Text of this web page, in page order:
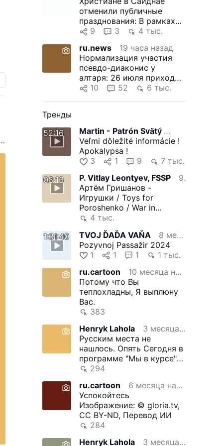
отменили публичные
празднования: В рамках
беспрецедентного шага
9 3
4 тыс.
ru.news
19 часа назад
Нормализация участия
псевдо-диаконис у
алтаря: 26 июля приход
Тимелькам в Линцкой
10 52 6 тыс.
Тренды
52:16
Martin - Patrón Svätý Malachiáš
Veľmi dôležité informácie !
Apokalypsa !
3
1 9
7 тыс.
08:13
P. Vitlay Leontyev, FSSP
9 года назад
Артём Гришанов -
Игрушки / Toys for
Poroshenko / War in
Ukraine (English subtitles)
4 тыс.
1:31:40
TVOJ ĎAĎA VAŇA
8 месяца назад
Pozyvnoj Passažir 2024
1
1 1
1 тыс.
ru.cartoon
10 месяца назад
Потому что Вы
теплохладны, Я выплюну
Вас.
383
Henryk Lahola
3 месяца назад
Русским места не
нашлось. Опять Сегодня в
программе "Мы в курсе"
обсуждали, кто и зачем
294
ru.cartoon
6 месяца назад
Успокойтесь
Изображение: © gloria.tv,
CC BY-ND, Перевод ИИ
284
Henryk Lahola
3 месяца назад